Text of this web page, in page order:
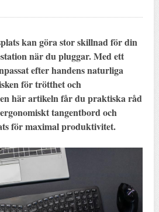
kan göra stor skillnad för din
när du pluggar. Med ett
efter handens naturliga
för trötthet och
här artikeln får du praktiska råd
tangentbord och
för maximal produktivitet.